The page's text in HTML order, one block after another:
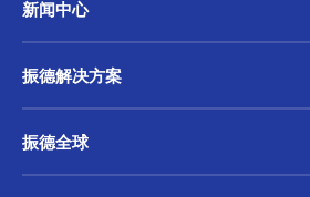
新闻中心
振德解决方案
振德全球